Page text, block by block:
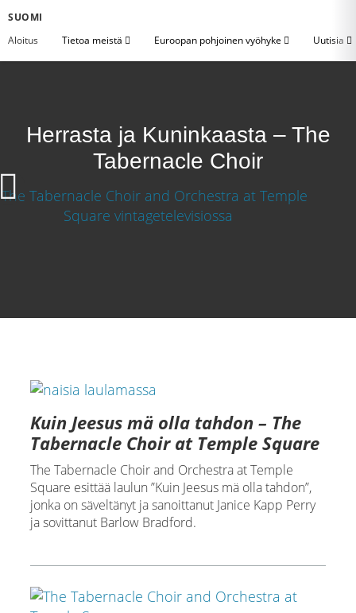
SUOMI
Aloitus
Tietoa meistä Euroopan pohjoinen vyöhyke Uutisia
Herrasta ja Kuninkaasta – The
Tabernacle Choir
Kuin Jeesus mä olla tahdon – The
Tabernacle Choir at Temple Square
The Tabernacle Choir and Orchestra at Temple
Square esittää laulun ”Kuin Jeesus mä olla tahdon”,
jonka on säveltänyt ja sanoittanut Janice Kapp Perry
ja sovittanut Barlow Bradford.